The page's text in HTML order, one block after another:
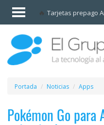
Tarjetas prepago
Invitado
Iniciar
sesión /
Registrarse
Esenciales
Móviles
Ofertas
Portada Noticias Apps
Pokémon Go para